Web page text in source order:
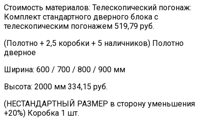
Стоимость материалов: Телескопический погонаж:
Комплект стандартного дверного блока с
телескопическим погонажем 519,79 руб.
(Полотно + 2,5 коробки + 5 наличников) Полотно
дверное
Ширина: 600 / 700 / 800 / 900 мм
Высота: 2000 мм 334,15 руб.
(НЕСТАНДАРТНЫЙ РАЗМЕР в сторону уменьшения
+20%) Коробка 1 шт.